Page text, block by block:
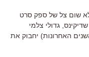
שום צל של ספק סרט
גדולי צלמי
האחרונות) יחבוק את